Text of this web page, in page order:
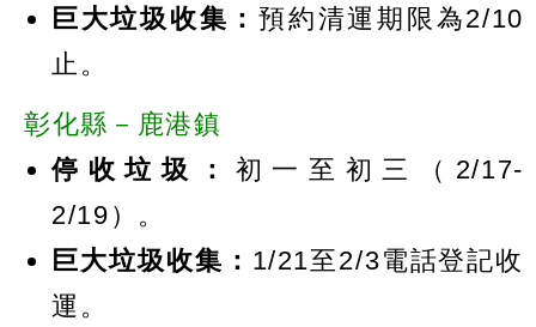
巨大垃圾收集：預約清運期限為2/10
止。
彰化縣－鹿港鎮
停收垃圾： 初一至初三（2/17-
2/19）。
巨大垃圾收集： 1/21至2/3電話登記收
運。